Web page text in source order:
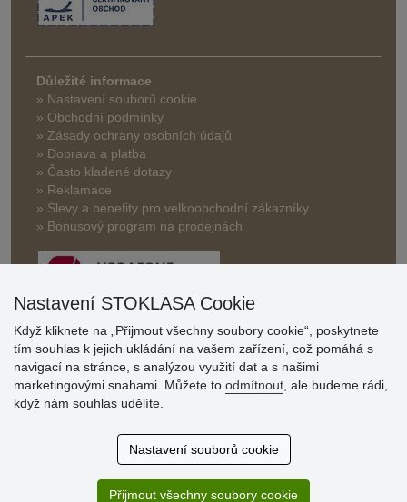
Důležité informace
» Nastavení souborů cookie
» Obchodní podmínky
» Zásady ochrany osobních údajů
» Doprava a platba
» Často kladené dotazy
» Reklamace
» Slevy a benefity pro velkoobchodní zákazníky
» Bonusový program na prodejnách
Hodnocení
zákazníků
Super obchod, kvalitní zboží za slušné ceny. Vřele
Sortiment za fajn ceny a hlavně super rychlé dodání. Moc
Nastavení STOKLASA Cookie
Když kliknete na „Přijmout všechny soubory cookie“, poskytnete
tím souhlas k jejich ukládání na vašem zařízení, což pomáhá s
navigací na stránce, s analýzou využití dat a s našimi
marketingovými snahami. Můžete to odmítnout , ale budeme rádi,
když nám souhlas udělíte.
Nastavení souborů cookie
Přijmout všechny soubory cookie